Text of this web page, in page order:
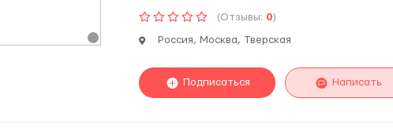
(Отзывы: 0)
Россия, Москва, Тверская
Подписаться Написать